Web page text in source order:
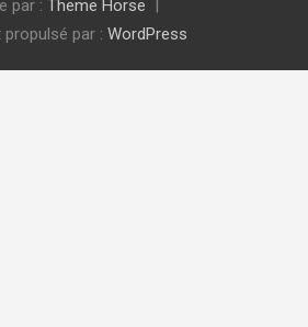
par :
Theme Horse
propulsé par : WordPress